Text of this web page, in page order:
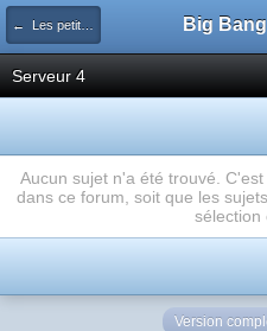
← Les petites annonces: Studios
Serveur 4
Aucun sujet n'a été trouvé.
dans ce forum, soit que les
sélection
Version